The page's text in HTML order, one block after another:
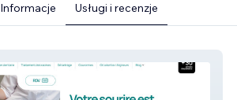
Informacje Usługi i recenzje